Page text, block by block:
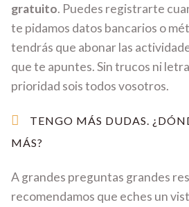
gratuito. Puedes registrarte
te pidamos datos bancarios o
tendrás que abonar las
que te apuntes. Sin trucos ni
prioridad sois todos vosotros.
TENGO MÁS DUDAS.
MÁS?
A grandes preguntas grandes
recomendamos que eches un